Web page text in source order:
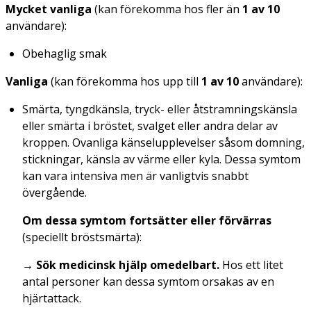
Mycket vanliga (kan förekomma hos fler än 1 av 10
användare):
Obehaglig smak
Vanliga (kan förekomma hos upp till 1 av 10användare):
Smärta, tyngdkänsla, tryck- eller åtstramningskänsla
eller smärta i bröstet, svalget eller andra delar av
kroppen. Ovanliga känselupplevelser såsom domning,
stickningar, känsla av värme eller kyla. Dessa symtom
kan vara intensiva men är vanligtvis snabbt
övergående.
Om dessa symtom fortsätter eller förvärras
(speciellt bröstsmärta):
→ Sök medicinsk hjälp omedelbart. Hos ett litet
antal personer kan dessa symtom orsakas av en
hjärtattack.